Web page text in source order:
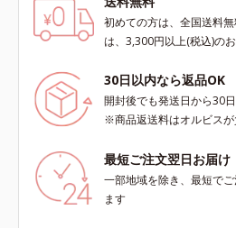
初めての方は、全国送料
は、3,300円以上(税込)の
30日以内なら返品OK
開封後でも発送日から30
※商品返送料はオルビス
最短ご注文翌日お届け
一部地域を除き、最短で
ます